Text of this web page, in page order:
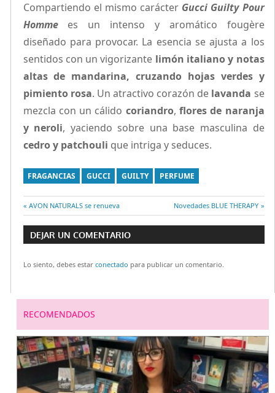
Compartiendo el mismo carácter Gucci Guilty Pour
Hommees un intenso y aromático fougère
diseñado para provocar. La esencia se ajusta a los
sentidos con un vigorizante limón italiano y notas
altas de mandarina, cruzando hojas verdes y
pimiento rosa. Un atractivo corazón de lavanda se
mezcla con un cálido coriandro, flores de naranja
y neroli, yaciendo sobre una base masculina de
cedro y patchouli que intriga y seduces.
FRAGANCIAS GUCCI GUILTY PERFUME
Navegación
de
entradas
Entrada
anterior:
AVON NATURALS se renueva
Entrada
siguiente:
Novedades BLUE THERAPY
DEJAR UN COMENTARIO
Lo siento, debes estar conectado para publicar un comentario.
RECOMENDADOS